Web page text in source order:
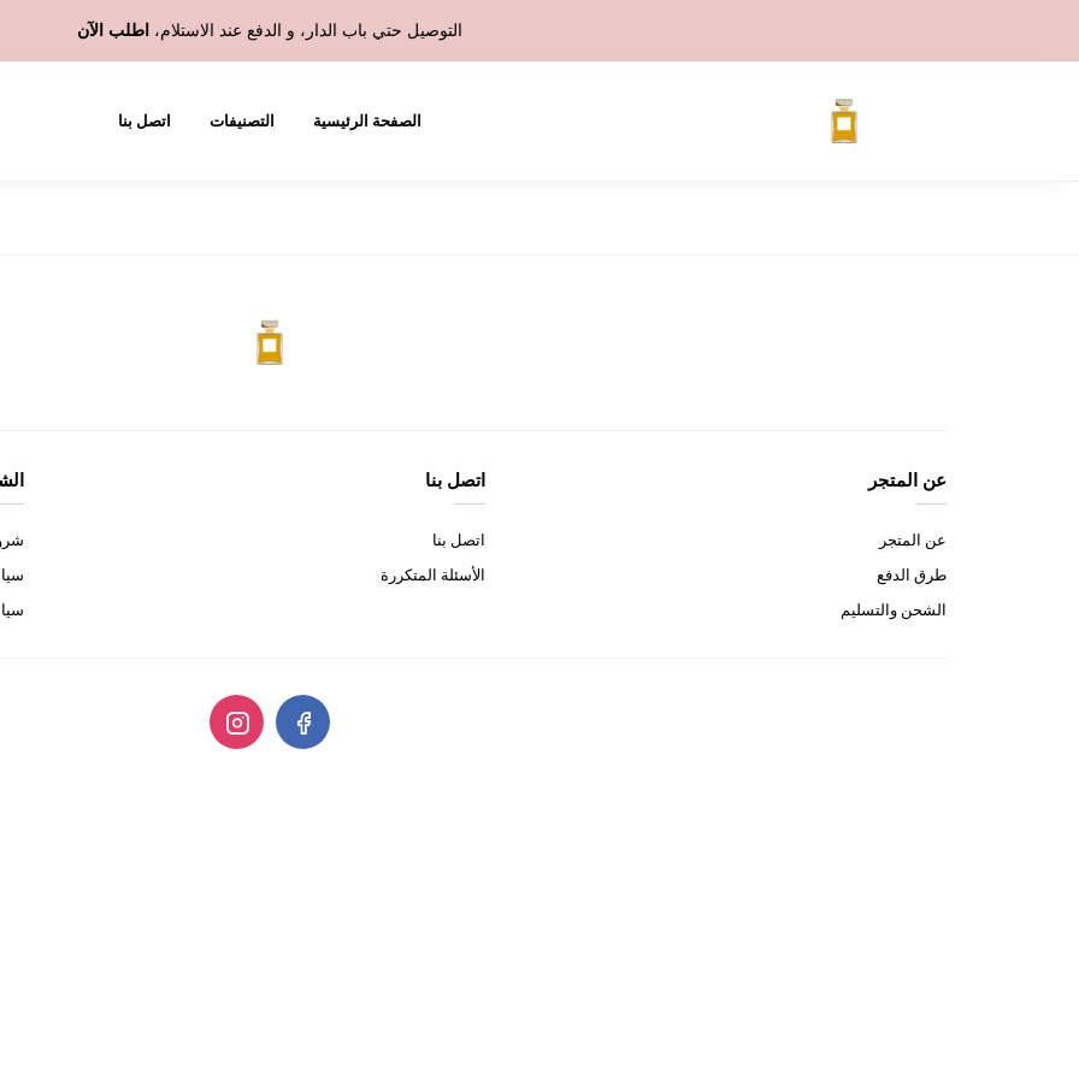
التوصيل حتي باب الدار، و الدفع عند الاستلام، اطلب الآن
الصفحة الرئيسية التصنيفات اتصل بنا
عن المتجر
عن المتجر
طرق الدفع
الشحن والتسليم
اتصل بنا
اتصل بنا
الأسئلة المتكررة